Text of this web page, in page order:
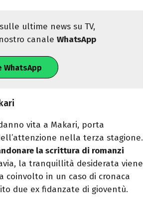
ultime news su TV,
canaleWhatsApp
WhatsApp
vita a Makari, porta
nella terza stagione.
la scrittura di romanzi
la tranquillità desiderata viene
coinvolto in un caso di cronaca
due ex fidanzate di gioventù.